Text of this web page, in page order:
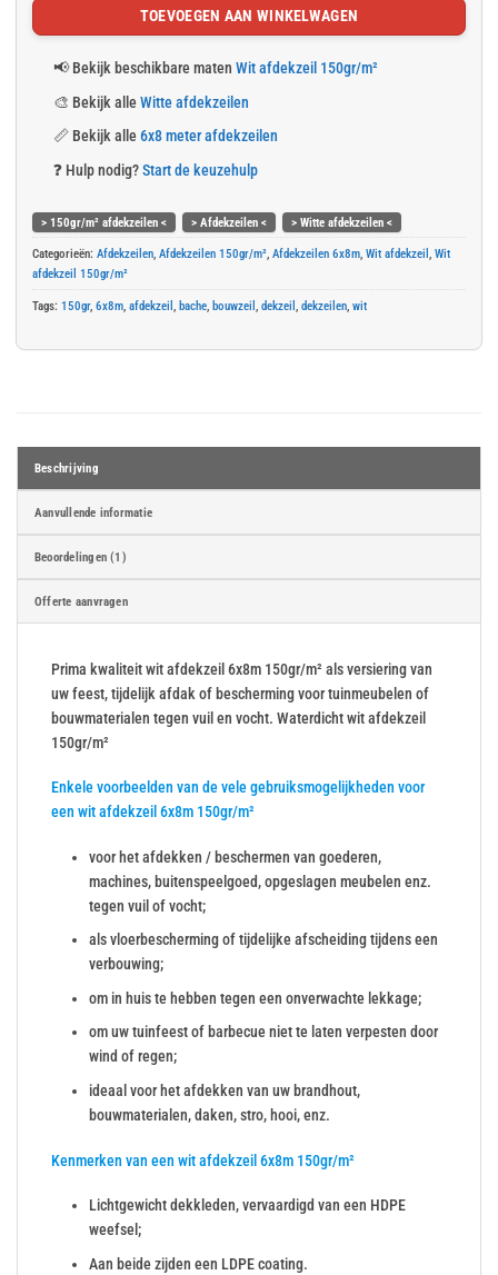
TOEVOEGEN AAN WINKELWAGEN
📢 Bekijk beschikbare maten Wit afdekzeil 150gr/m²
🎨 Bekijk alleWitte afdekzeilen
📏 Bekijk alle 6x8 meter afdekzeilen
❓ Hulp nodig? Start de keuzehulp
> 150gr/m² afdekzeilen < > Afdekzeilen <
> Witte afdekzeilen <
Categorieën: Afdekzeilen Afdekzeilen 150gr/m² Afdekzeilen 6x8m Wit afdekzeil Wit
afdekzeil 150gr/m²
Tags: 150gr, 6x8m afdekzeil bache bouwzeil dekzeil dekzeilen wit
Beschrijving
Aanvullende informatie
Beoordelingen (1)
Offerte aanvragen
Prima kwaliteit wit afdekzeil 6x8m 150gr/m² als versiering van
uw feest, tijdelijk afdak of bescherming voor tuinmeubelen of
bouwmaterialen tegen vuil en vocht. Waterdicht wit afdekzeil
150gr/m²
Enkele voorbeelden van de vele gebruiksmogelijkheden voor
een wit afdekzeil 6x8m 150gr/m²
voor het afdekken / beschermen van goederen,
machines, buitenspeelgoed, opgeslagen meubelen enz.
tegen vuil of vocht;
als vloerbescherming of tijdelijke afscheiding tijdens een
verbouwing;
om in huis te hebben tegen een onverwachte lekkage;
om uw tuinfeest of barbecue niet te laten verpesten door
wind of regen;
ideaal voor het afdekken van uw brandhout,
bouwmaterialen, daken, stro, hooi, enz.
Kenmerken van een wit afdekzeil 6x8m 150gr/m²
Lichtgewicht dekkleden, vervaardigd van een HDPE
weefsel;
Aan beide zijden een LDPE coating.